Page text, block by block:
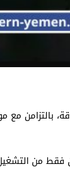
بالتزامن
التيار الكهربائي وصلت إلى نحو 9